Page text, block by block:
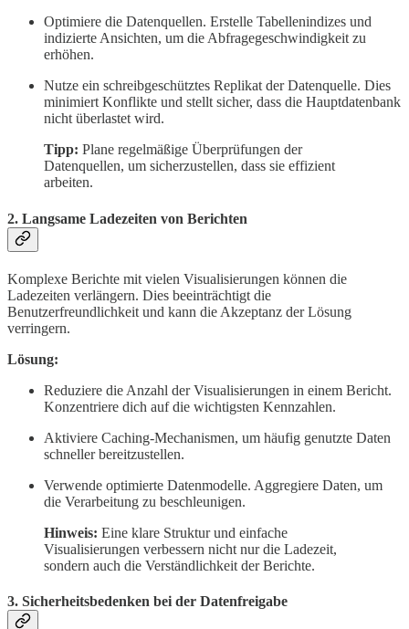
Optimiere die Datenquellen. Erstelle Tabellenindizes und
indizierte Ansichten, um die Abfragegeschwindigkeit zu
erhöhen.
Nutze ein schreibgeschütztes Replikat der Datenquelle. Dies
minimiert Konflikte und stellt sicher, dass die Hauptdatenbank
nicht überlastet wird.
Tipp: Plane regelmäßige Überprüfungen der
Datenquellen, um sicherzustellen, dass sie effizient
arbeiten.
2. Langsame Ladezeiten von Berichten
Komplexe Berichte mit vielen Visualisierungen können die
Ladezeiten verlängern. Dies beeinträchtigt die
Benutzerfreundlichkeit und kann die Akzeptanz der Lösung
verringern.
Lösung:
Reduziere die Anzahl der Visualisierungen in einem Bericht.
Konzentriere dich auf die wichtigsten Kennzahlen.
Aktiviere Caching-Mechanismen, um häufig genutzte Daten
schneller bereitzustellen.
Verwende optimierte Datenmodelle. Aggregiere Daten, um
die Verarbeitung zu beschleunigen.
Hinweis: Eine klare Struktur und einfache
Visualisierungen verbessern nicht nur die Ladezeit,
sondern auch die Verständlichkeit der Berichte.
3. Sicherheitsbedenken bei der Datenfreigabe